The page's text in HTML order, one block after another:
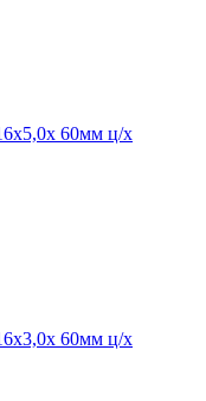
60мм ц/х
60мм ц/х